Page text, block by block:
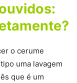
o cerume
uma lavagem
que é um